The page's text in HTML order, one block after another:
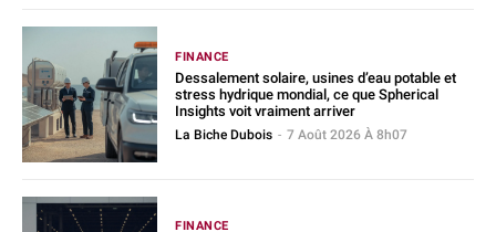
FINANCE
Dessalement solaire, usines d’eau potable et
stress hydrique mondial, ce que Spherical
Insights voit vraiment arriver
La Biche Dubois - 7 Août 2026 À 8h07
FINANCE